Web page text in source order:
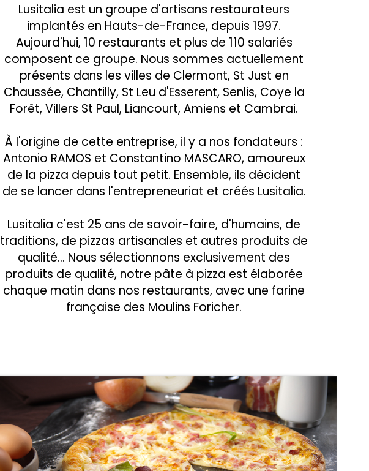
Lusitalia est un groupe d'artisans restaurateurs
implantés en Hauts-de-France, depuis 1997.
Aujourd'hui, 10 restaurants et plus de 110 salariés
composent ce groupe. Nous sommes actuellement
présents dans les villes de Clermont, St Just en
Chaussée, Chantilly, St Leu d'Esserent, Senlis, Coye la
Forêt, Villers St Paul, Liancourt, Amiens et Cambrai.
À l'origine de cette entreprise, il y a nos fondateurs :
Antonio RAMOS et Constantino MASCARO, amoureux
de la pizza depuis tout petit. Ensemble, ils décident
de se lancer dans l'entrepreneuriat et créés Lusitalia.
Lusitalia c'est 25 ans de savoir-faire, d'humains, de
traditions, de pizzas artisanales et autres produits de
qualité... Nous sélectionnons exclusivement des
produits de qualité, notre pâte à pizza est élaborée
chaque matin dans nos restaurants, avec une farine
française des Moulins Foricher.